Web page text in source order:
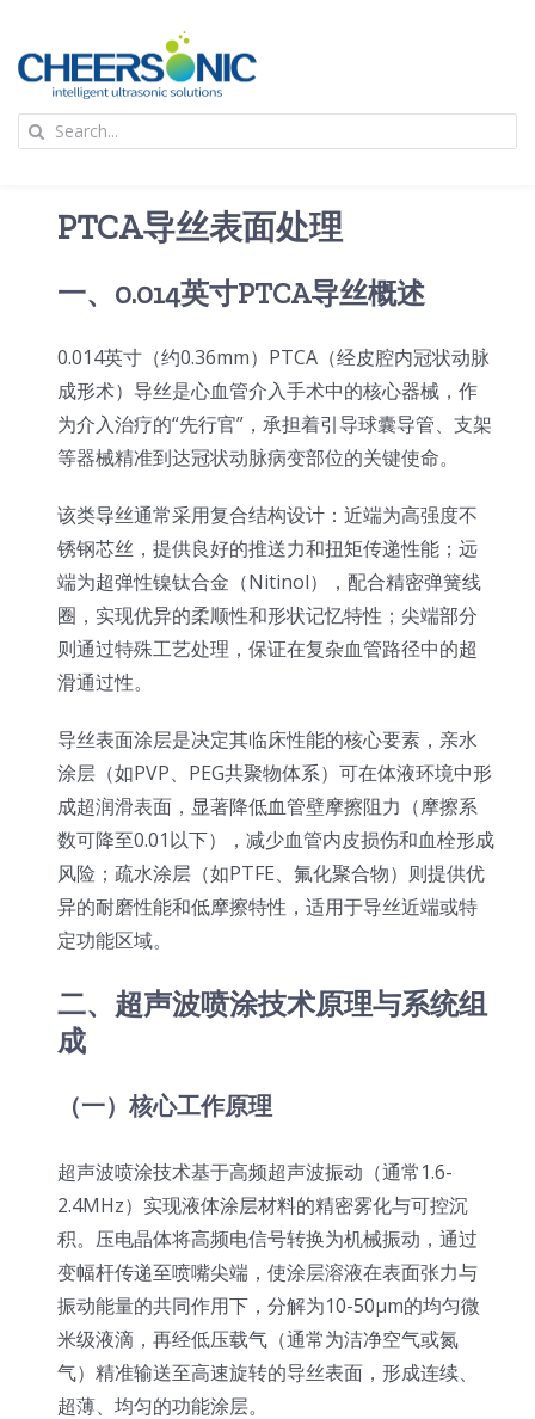
content
技术及原理
光伏技术科普
锂电技术科普
医疗器械技术科普
粉体行业技术科普
超声波喷涂原理
喷涂的影响因素
超声波喷雾成型系统
流量
双进液
耐化学腐蚀的喷嘴
联系我们
关于我们
中文
ENGLISH
Search
PTCA导丝表面处理
一、0.014英寸PTCA导丝概述
0.014英寸（约0.36mm）PTCA（经皮腔内冠状动脉
成形术）导丝是心血管介入手术中的核心器械，作
为介入治疗的“先行官”，承担着引导球囊导管、支架
等器械精准到达冠状动脉病变部位的关键使命。
该类导丝通常采用复合结构设计：近端为高强度不
锈钢芯丝，提供良好的推送力和扭矩传递性能；远
端为超弹性镍钛合金（Nitinol），配合精密弹簧线
圈，实现优异的柔顺性和形状记忆特性；尖端部分
则通过特殊工艺处理，保证在复杂血管路径中的超
滑通过性。
导丝表面涂层是决定其临床性能的核心要素，亲水
涂层（如PVP、PEG共聚物体系）可在体液环境中形
成超润滑表面，显著降低血管壁摩擦阻力（摩擦系
数可降至0.01以下），减少血管内皮损伤和血栓形成
风险；疏水涂层（如PTFE、氟化聚合物）则提供优
异的耐磨性能和低摩擦特性，适用于导丝近端或特
定功能区域。
二、超声波喷涂技术原理与系统组
成
（一）核心工作原理
超声波喷涂技术基于高频超声波振动（通常1.6-
2.4MHz）实现液体涂层材料的精密雾化与可控沉
积。压电晶体将高频电信号转换为机械振动，通过
变幅杆传递至喷嘴尖端，使涂层溶液在表面张力与
振动能量的共同作用下，分解为10-50μm的均匀微
米级液滴，再经低压载气（通常为洁净空气或氮
气）精准输送至高速旋转的导丝表面，形成连续、
超薄、均匀的功能涂层。